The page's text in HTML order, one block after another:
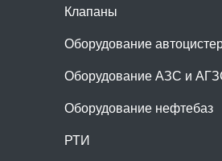
Клапаны
Оборудование
Оборудование АЗС и
Оборудование нефтебаз
РТИ